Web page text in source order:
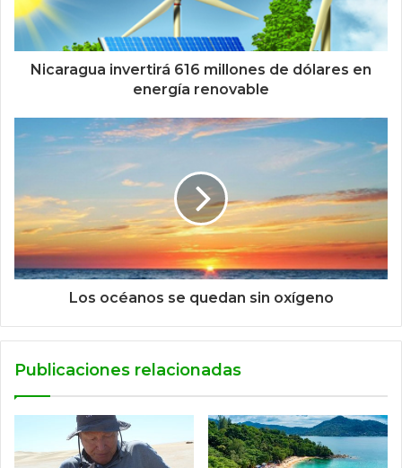
Nicaragua invertirá 616 millones de dólares en
energía renovable
Los océanos se quedan sin oxígeno
Publicaciones relacionadas